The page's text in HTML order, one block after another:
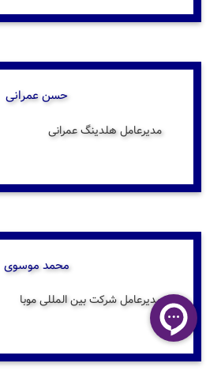
حسن عمرانی
مدیرعامل هلدینگ عمرانی
محمد موسوی
مدیرعامل شرکت بین المللی موبا